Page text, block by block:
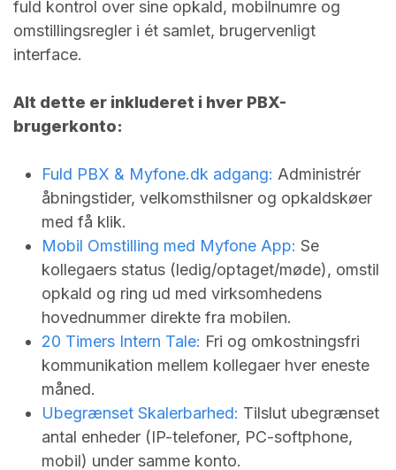
fuld kontrol over sine opkald, mobilnumre og
omstillingsregler i ét samlet, brugervenligt
interface.
Alt dette er inkluderet i hver PBX-
brugerkonto:
Fuld PBX & Myfone.dk adgang: Administrér
åbningstider, velkomsthilsner og opkaldskøer
med få klik.
Mobil Omstilling med Myfone App: Se
kollegaers status (ledig/optaget/møde), omstil
opkald og ring ud med virksomhedens
hovednummer direkte fra mobilen.
20 Timers Intern Tale: Fri og omkostningsfri
kommunikation mellem kollegaer hver eneste
måned.
Ubegrænset Skalerbarhed: Tilslut ubegrænset
antal enheder (IP-telefoner, PC-softphone,
mobil) under samme konto.